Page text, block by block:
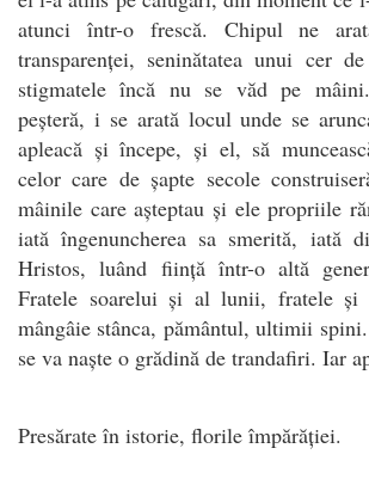
atunci într-o frescă. Chipul ne
transparenței, seninătatea unui cer
stigmatele încă nu se văd pe
peșteră, i se arată locul unde se
apleacă și începe, și el, să
celor care de șapte secole
mâinile care așteptau și ele propriile
iată îngenuncherea sa smerită, iată
Hristos, luând ființă într-o altă
Fratele soarelui și al lunii, fratele și
mângâie stânca, pământul, ultimii
se va naște o grădină de trandafiri. Iar
Presărate în istorie, florile împărăției.